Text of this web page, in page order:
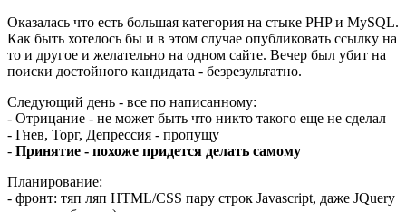
Оказалась что есть большая категория на стыке PHP и MySQL.
Как быть хотелось бы и в этом случае опубликовать ссылку на
то и другое и желательно на одном сайте. Вечер был убит на
поиски достойного кандидата - безрезультатно.
Следующий день - все по написанному:
- Отрицание - не может быть что никто такого еще не сделал
- Гнев, Торг, Депрессия - пропущу
- Принятие - похоже придется делать самому
Планирование:
- фронт: тяп ляп HTML/CSS пару строк Javascript, даже JQuery